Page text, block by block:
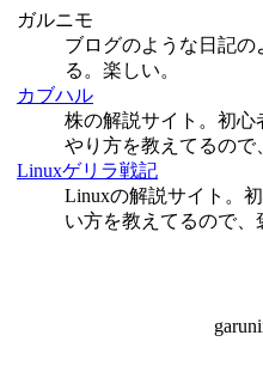
ガルニモ
ブログのような日記
る。楽しい。
カブハル
株の解説サイト。初
やり方を教えてるので
Linuxゲリラ戦記
Linuxの解説サイト。
い方を教えてるので、